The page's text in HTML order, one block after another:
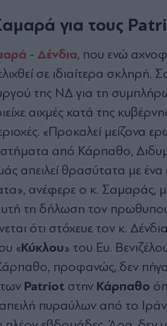
για τους
- Δένδια, που ενώ
σε ιδιαίτερα
της ΝΔ για τη
αιχμές κατά της
«Προκαλεί μείζονα
από Κάρπαθο,
απειλεί θρασύτατα με
ανέφερε ο κ. Σαμαράς,
τη δήλωση τον
ότι στόχευε τον κ.
«Κύκλου» του Ευ.
προφανώς, δεν
Patriot στην Κάρπαθο
πυραύλων από το